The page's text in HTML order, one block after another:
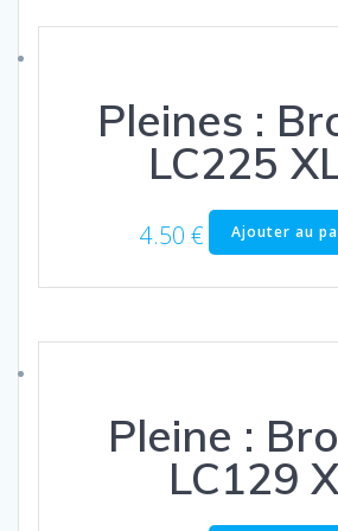
Pleines :
LC225
4.50 € Ajouter au
Pleine :
LC129